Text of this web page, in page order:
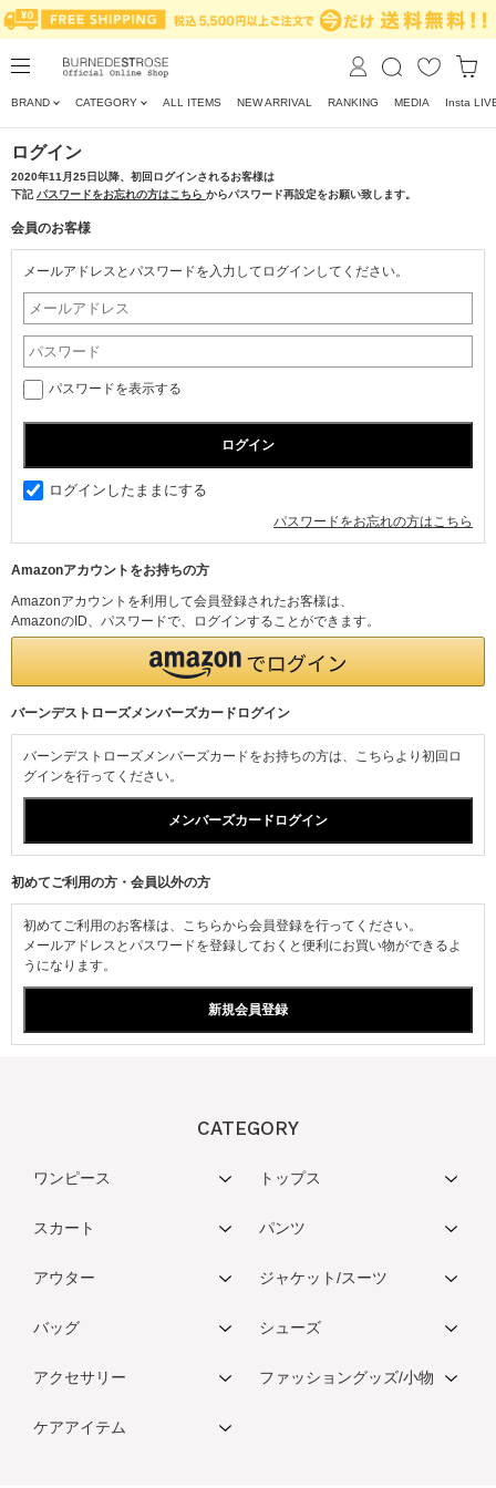
BRAND CATEGORY ALL ITEMS NEW ARRIVAL RANKING MEDIA Insta
ログイン
2020年11月25日以降、初回ログインされるお客様は
下記パスワードをお忘れの方はこちら からパスワード再設定をお願い致します。
会員のお客様
メールアドレスとパスワードを入力してログインしてください。
パスワードを表示する
ログインしたままにする
パスワードをお忘れの方はこちら
Amazonアカウントをお持ちの方
Amazonアカウントを利用して会員登録されたお客様は、
AmazonのID、パスワードで、ログインすることができます。
バーンデストローズメンバーズカードログイン
バーンデストローズメンバーズカードをお持ちの方は、こちらより初回ロ
グインを行ってください。
初めてご利用の方・会員以外の方
初めてご利用のお客様は、こちらから会員登録を行ってください。
メールアドレスとパスワードを登録しておくと便利にお買い物ができるよ
うになります。
CATEGORY
ワンピース トップス
スカート パンツ
アウター ジャケット/スーツ
バッグ シューズ
アクセサリー ファッショングッズ/小物
ケアアイテム